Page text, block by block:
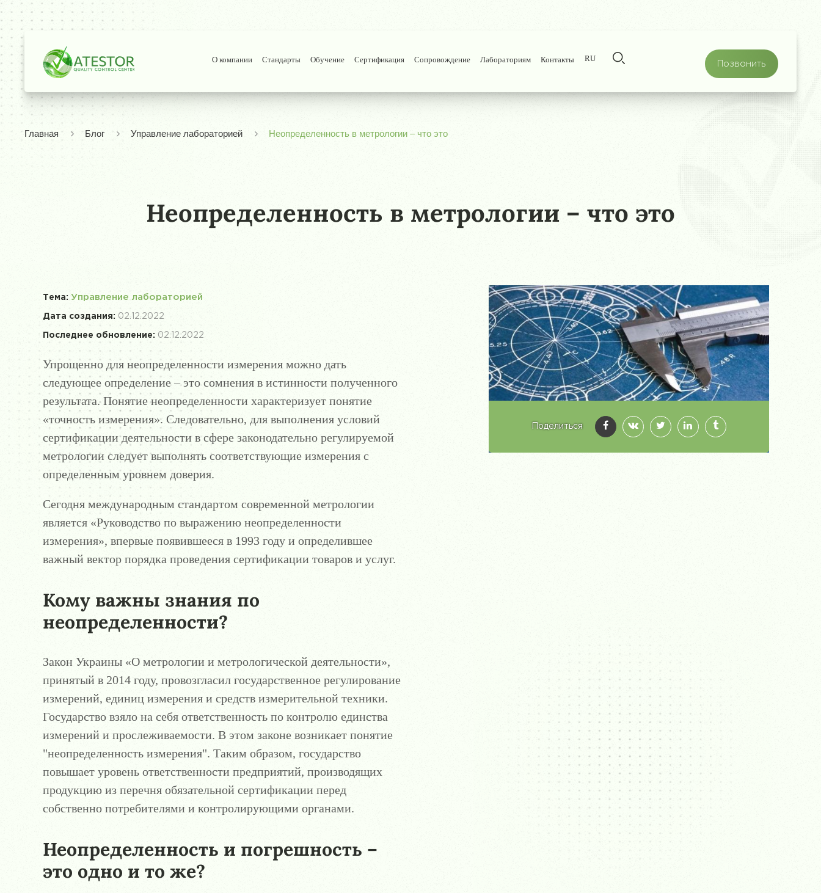
О компании Стандарты Обучение Сертификация Сопровождение Лабораториям Контакты RU
Позвонить
Главная Блог Управление лабораторией Неопределенность в метрологии – что это
Неопределенность в метрологии – что это
Тема: Управление лабораторией
Дата создания: 02.12.2022
Последнее обновление: 02.12.2022
Упрощенно для неопределенности измерения можно дать
следующее определение – это сомнения в истинности полученного
результата. Понятие неопределенности характеризует понятие
«точность измерения». Следовательно, для выполнения условий
сертификации деятельности в сфере законодательно регулируемой
метрологии следует выполнять соответствующие измерения с
определенным уровнем доверия.
Сегодня международным стандартом современной метрологии
является «Руководство по выражению неопределенности
измерения», впервые появившееся в 1993 году и определившее
важный вектор порядка проведения сертификации товаров и услуг.
Кому важны знания по
неопределенности?
Закон Украины «О метрологии и метрологической деятельности»,
принятый в 2014 году, провозгласил государственное регулирование
измерений, единиц измерения и средств измерительной техники.
Государство взяло на себя ответственность по контролю единства
измерений и прослеживаемости. В этом законе возникает понятие
"неопределенность измерения". Таким образом, государство
повышает уровень ответственности предприятий, производящих
продукцию из перечня обязательной сертификации перед
собственно потребителями и контролирующими органами.
Неопределенность и погрешность –
это одно и то же?
Поделиться